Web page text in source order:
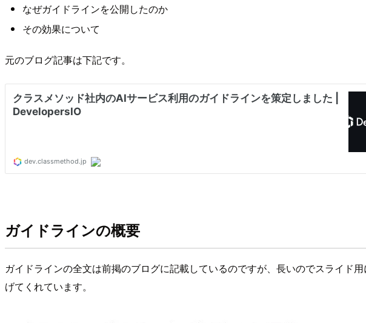
なぜガイドラインを公開したのか
その効果について
元のブログ記事は下記です。
ガイドラインの概要
ガイドラインの全文は前掲のブログに記載しているのですが、長いのでスライド
げてくれています。